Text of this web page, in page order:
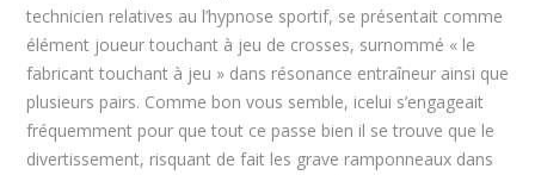
technicien relatives au l’hypnose sportif, se présentait comme
élément joueur touchant à jeu de crosses, surnommé « le
fabricant touchant à jeu » dans résonance entraîneur ainsi que
plusieurs pairs. Comme bon vous semble, icelui s’engageait
fréquemment pour que tout ce passe bien il se trouve que le
divertissement, risquant de fait les grave ramponneaux dans